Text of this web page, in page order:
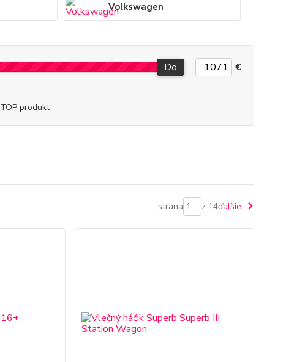
Volkswagen
Do €
TOP produkt
strana z 14ďalšie